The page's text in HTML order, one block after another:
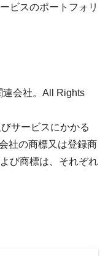
ビスのポートフォリ
連会社。All Rights
サービスにかかる
社の商標又は登録商
び商標は、それぞれ